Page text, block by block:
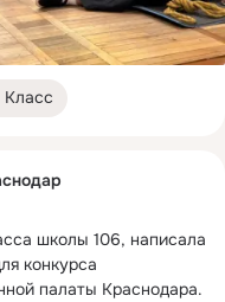
Класс
школы 106, написала
конкурса
палаты Краснодара.